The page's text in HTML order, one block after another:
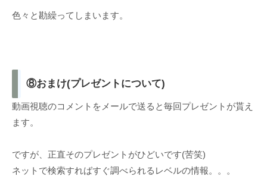
色々と勘繰ってしまいます。
⑧おまけ(プレゼントについて)
動画視聴のコメントをメールで送ると毎回プレゼントが貰え
ます。
ですが、正直そのプレゼントがひどいです(苦笑)
ネットで検索すればすぐ調べられるレベルの情報。。。